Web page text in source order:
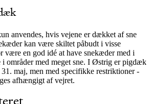
anvendes, hvis vejene er dækket af sne
kan være skiltet påbudt i visse
være en god idé at have snekæder med i
områder med meget sne. I Østrig er pigdæk
maj, men med specifikke restriktioner -
afhængigt af vejret.